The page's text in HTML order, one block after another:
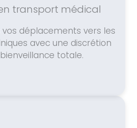
transport médical
vos déplacements vers les
avec une discrétion
totale.